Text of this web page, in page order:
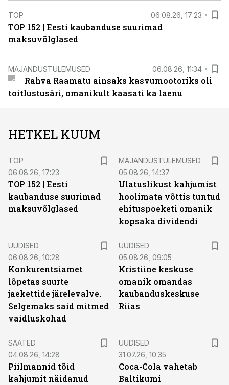
TOP 06.08.26, 17:23
TOP 152 | Eesti kaubanduse suurimad
maksuvõlglased
MAJANDUSTULEMUSED 06.08.26, 11:34
Rahva Raamatu ainsaks kasvumootoriks oli
toitlustusäri, omanikult kaasati ka laenu
HETKEL KUUM
TOP
06.08.26, 17:23
TOP 152 | Eesti
kaubanduse suurimad
maksuvõlglased
MAJANDUSTULEMUSED
05.08.26, 14:37
Ulatuslikust kahjumist
hoolimata võttis tuntud
ehituspoeketi omanik
kopsaka dividendi
UUDISED
06.08.26, 10:28
Konkurentsiamet
lõpetas suurte
jaekettide järelevalve.
Selgemaks said mitmed
vaidluskohad
UUDISED
05.08.26, 09:05
Kristiine keskuse
omanik omandas
kaubanduskeskuse
Riias
SAATED
04.08.26, 14:28
Piilmannid tõid
kahjumit näidanud
UUDISED
31.07.26, 10:35
Coca-Cola vahetab
Baltikumi